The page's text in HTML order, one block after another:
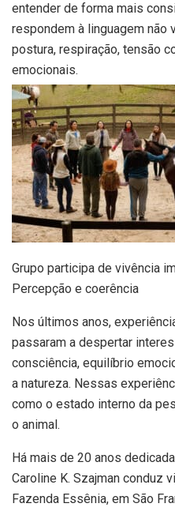
entender de forma mais
respondem à linguagem não
postura, respiração, tensão
emocionais.
Grupo participa de vivência
Percepção e coerência
Nos últimos anos,
passaram a despertar
consciência, equilíbrio
a natureza. Nessas
como o estado interno da
o animal.
Há mais de 20 anos
Caroline K. Szajman conduz
Fazenda Essênia, em São